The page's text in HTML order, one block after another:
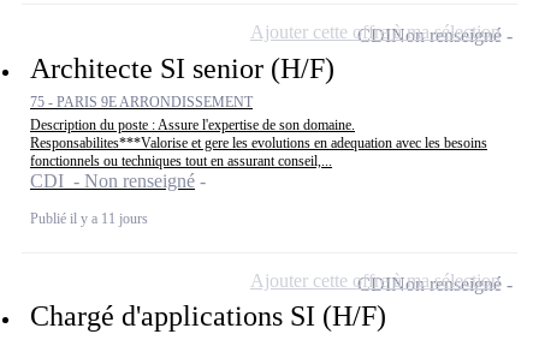
Architecte SI senior (H/F)
75 - PARIS 9E ARRONDISSEMENT
Description du poste : Assure l'expertise de son domaine.
Responsabilites***Valorise et gere les evolutions en adequation avec les besoins
fonctionnels ou techniques tout en assurant conseil,...
CDI - Non renseigné
Publié il y a 11 jours
CDINon renseigné
Ajouter cette offre à ma sélection
Chargé d'applications SI (H/F)
CDINon renseigné
Ajouter cette offre à ma sélection